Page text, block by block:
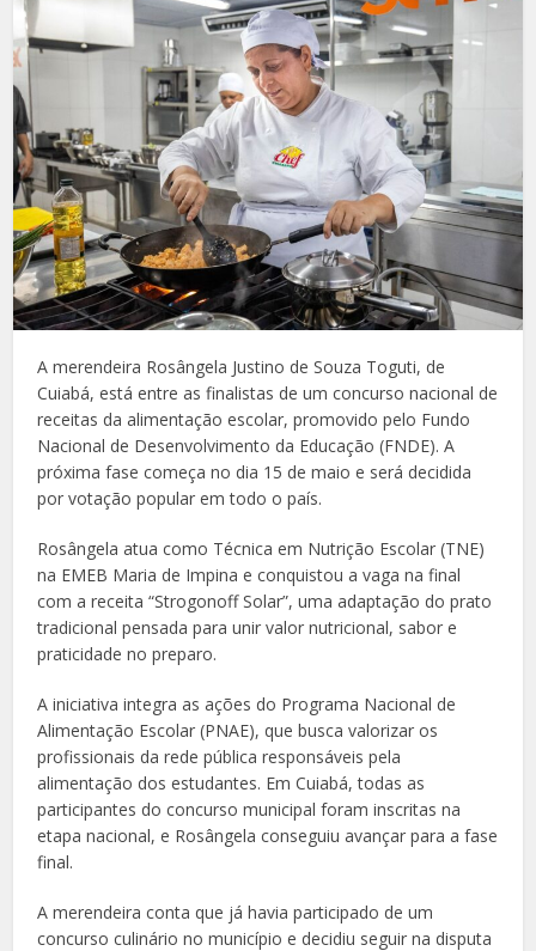
A merendeira Rosângela Justino de Souza Toguti, de
Cuiabá, está entre as finalistas de um concurso nacional de
receitas da alimentação escolar, promovido pelo Fundo
Nacional de Desenvolvimento da Educação (FNDE). A
próxima fase começa no dia 15 de maio e será decidida
por votação popular em todo o país.
Rosângela atua como Técnica em Nutrição Escolar (TNE)
na EMEB Maria de Impina e conquistou a vaga na final
com a receita “Strogonoff Solar”, uma adaptação do prato
tradicional pensada para unir valor nutricional, sabor e
praticidade no preparo.
A iniciativa integra as ações do Programa Nacional de
Alimentação Escolar (PNAE), que busca valorizar os
profissionais da rede pública responsáveis pela
alimentação dos estudantes. Em Cuiabá, todas as
participantes do concurso municipal foram inscritas na
etapa nacional, e Rosângela conseguiu avançar para a fase
final.
A merendeira conta que já havia participado de um
concurso culinário no município e decidiu seguir na disputa